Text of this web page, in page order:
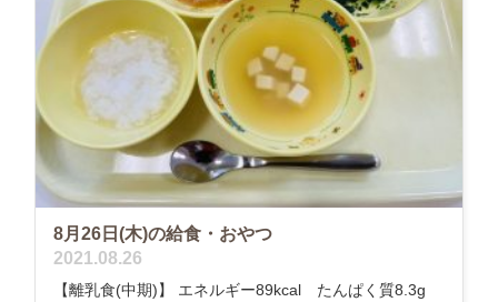
8月26日(木)の給食・おやつ
2021.08.26
【離乳食(中期)】 エネルギー89kcal たんぱく質8.3g